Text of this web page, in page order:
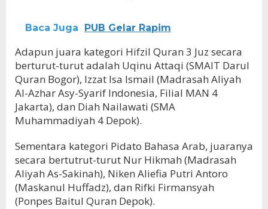
Baca Juga PUB Gelar Rapim
Adapun juara kategori Hifzil Quran 3 Juz secara
berturut-turut adalah Uqinu Attaqi (SMAIT Darul
Quran Bogor), Izzat Isa Ismail (Madrasah Aliyah
Al-Azhar Asy-Syarif Indonesia, Filial MAN 4
Jakarta), dan Diah Nailawati (SMA
Muhammadiyah 4 Depok).
Sementara kategori Pidato Bahasa Arab, juaranya
secara bertutrut-turut Nur Hikmah (Madrasah
Aliyah As-Sakinah), Niken Aliefia Putri Antoro
(Maskanul Huffadz), dan Rifki Firmansyah
(Ponpes Baitul Quran Depok).